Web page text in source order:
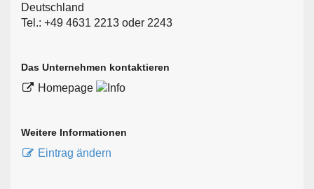
Deutschland
Tel.: +49 4631 2213 oder 2243
Das Unternehmen kontaktieren
Homepage
Weitere Informationen
Eintrag ändern